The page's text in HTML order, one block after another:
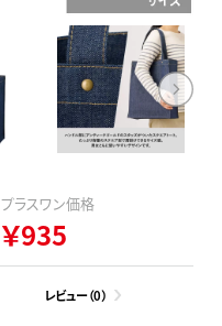
プラスワン価格
￥935
レビュー（0）